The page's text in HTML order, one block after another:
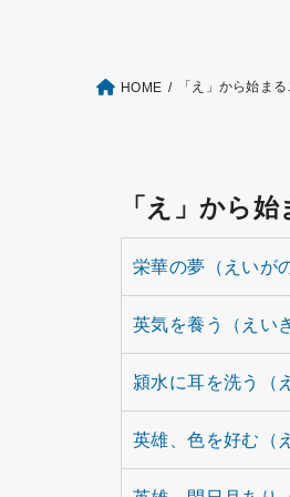
HOME 「え」から始ま
「え」から
栄華の夢（えいが
英気を養う（えい
潁水に耳を洗う（
英雄、色を好む（